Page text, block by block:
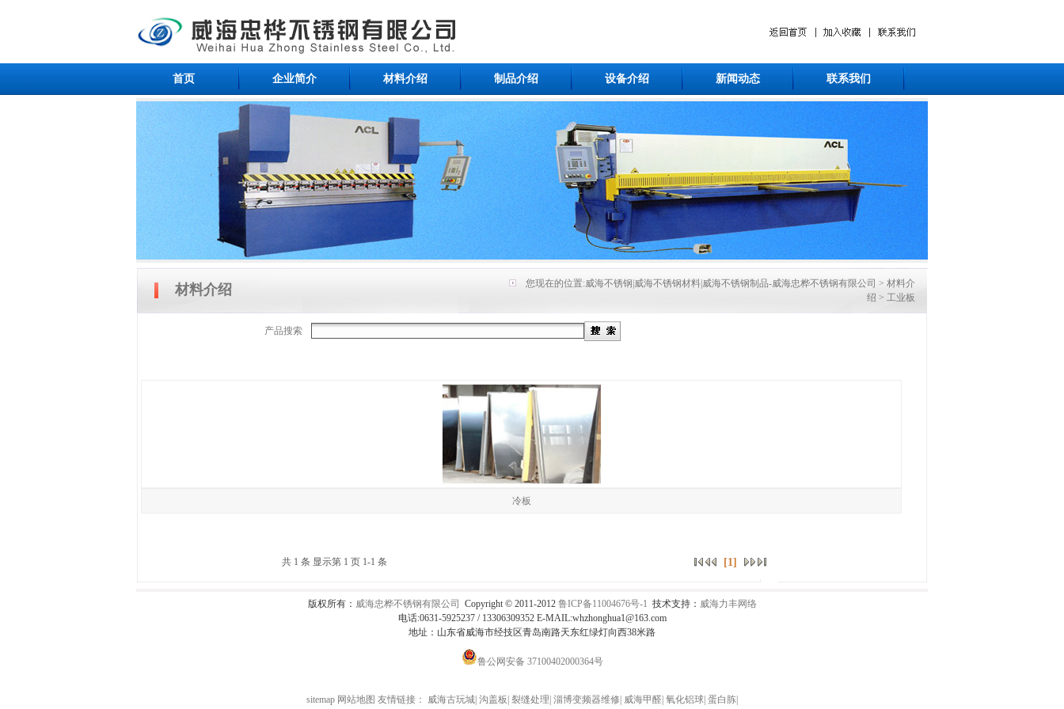
首页 企业简介 材料介绍 制品介绍 设备介绍 新闻动态 联系我们
材料介绍 您现在的位置:威海不锈钢|威海不锈钢材料|威海不锈钢制品-威海忠桦不锈钢有限公司 > 材料介
绍 > 工业板
产品搜索
冷板
共 1 条 显示第 1 页 1-1 条 [1]
版权所有： 威海忠桦不锈钢有限公司 Copyright © 2011-2012 鲁ICP备11004676号-1 技术支持： 威海力丰网络
电话:0631-5925237 / 13306309352 E-MAIL:whzhonghua1@163.com
地址：山东省威海市经技区青岛南路天东红绿灯向西38米路
鲁公网安备 37100402000364号
sitemap 网站地图 友情链接： 威海古玩城 沟盖板 裂缝处理 淄博变频器维修 威海甲醛 氧化铝球 蛋白胨